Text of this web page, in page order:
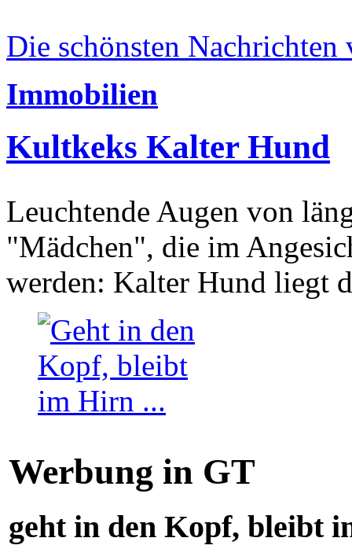
Die schönsten Nachrichten
Immobilien
Kultkeks Kalter Hund
Leuchtende Augen von
"Mädchen", die im
werden: Kalter Hund liegt
Werbung in GT
geht in den Kopf, bleibt